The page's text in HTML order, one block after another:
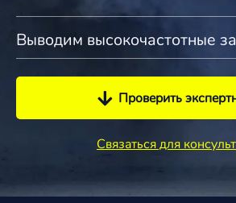
Выводим высокочастотные
Проверить
Связаться для